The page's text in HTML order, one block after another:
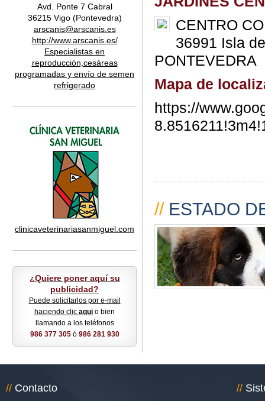
Avd. Ponte 7 Cabral
36215 Vigo (Pontevedra)
arscanis@arscanis.es
http://www.arscanis.es/
Especialistas en
reproducción,cesáreas
programadas y envío de semen
refrigerado
clinicaveterinariasanmiguel.com
¿Quiere poner aquí su
publicidad?
Puede solicitarlos por e-mail
haciendo clic aqui o bien
llamando a los teléfonos
986 377 305ó 986 281 930
CENTRO
36991 Isla
PONTEVEDRA
Mapa de
https://
//ESTADO
// Contacto //